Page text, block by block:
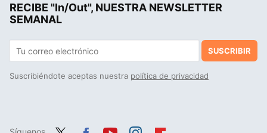
RECIBE "In/Out", NUESTRA NEWSLETTER
SEMANAL
SUSCRIBIR
Suscribiéndote aceptas nuestra política de privacidad